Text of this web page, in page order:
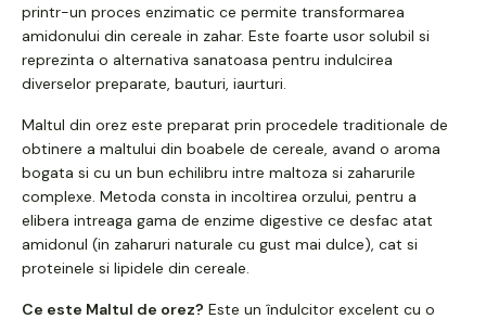
printr-un proces enzimatic ce permite transformarea
amidonului din cereale in zahar. Este foarte usor solubil si
reprezinta o alternativa sanatoasa pentru indulcirea
diverselor preparate, bauturi, iaurturi.
Maltul din orez este preparat prin procedele traditionale de
obtinere a maltului din boabele de cereale, avand o aroma
bogata si cu un bun echilibru intre maltoza si zaharurile
complexe. Metoda consta in incoltirea orzului, pentru a
elibera intreaga gama de enzime digestive ce desfac atat
amidonul (in zaharuri naturale cu gust mai dulce), cat si
proteinele si lipidele din cereale.
Ce este Maltul de orez? Este un îndulcitor excelent cu o